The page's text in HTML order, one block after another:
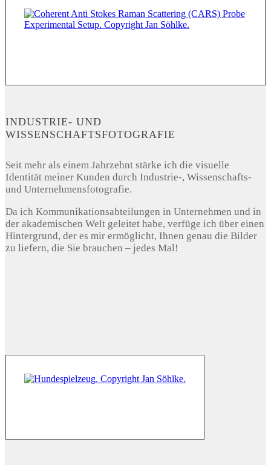
INDUSTRIE- UND
WISSENSCHAFTSFOTOGRAFIE
Seit mehr als einem Jahrzehnt stärke ich die visuelle
Identität meiner Kunden durch Industrie-, Wissenschafts-
und Unternehmensfotografie.
Da ich Kommunikationsabteilungen in Unternehmen und in
der akademischen Welt geleitet habe, verfüge ich über einen
Hintergrund, der es mir ermöglicht, Ihnen genau die Bilder
zu liefern, die Sie brauchen – jedes Mal!